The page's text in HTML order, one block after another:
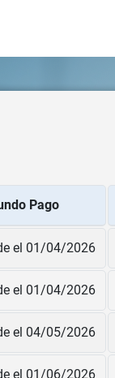
Pago
el 01/04/2026
el 01/04/2026
el 04/05/2026
el 01/06/2026